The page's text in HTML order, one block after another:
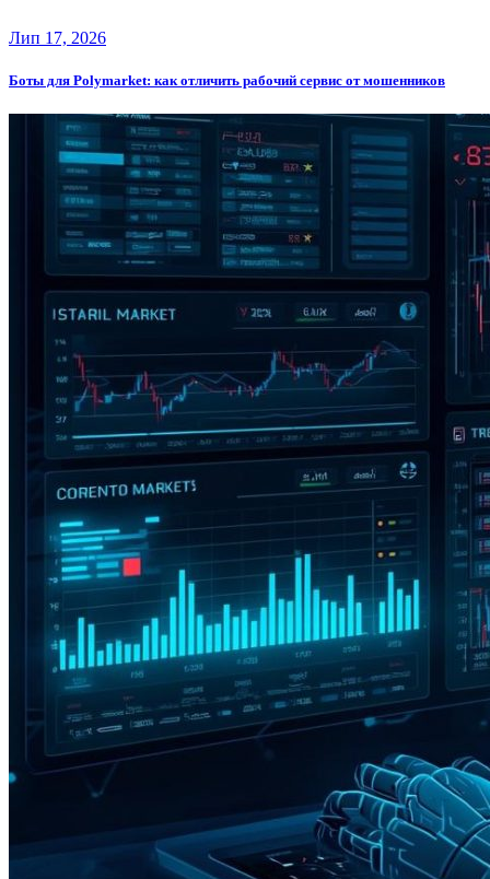
Лип 17, 2026
Боты для Polymarket: как отличить рабочий сервис от мошенников